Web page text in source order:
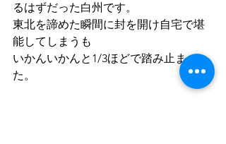
るはずだった白州です。
東北を諦めた瞬間に封を開け自宅で堪
能してしまうも
いかんいかんと1/3ほどで踏み止まっ
た。